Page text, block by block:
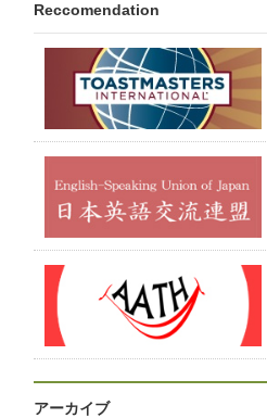
Reccomendation
アーカイブ